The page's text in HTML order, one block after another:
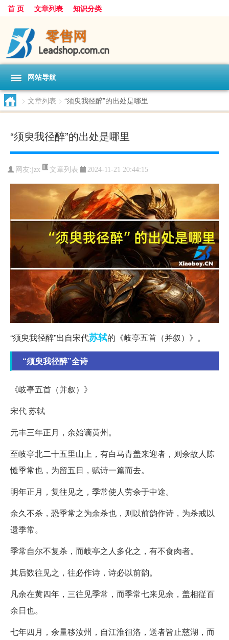
首 页 文章列表 知识分类
网站导航
> 文章列表 > “须臾我径醉”的出处是哪里
“须臾我径醉”的出处是哪里
网友:jzx 文章列表 2024-11-21 20:44:15
“须臾我径醉”出自宋代苏轼的《岐亭五首（并叙）》。
“须臾我径醉”全诗
《岐亭五首（并叙）》
宋代 苏轼
元丰三年正月，余始谪黄州。
至岐亭北二十五里山上，有白马青盖来迎者，则余故人陈
慥季常也，为留五日，赋诗一篇而去。
明年正月，复往见之，季常使人劳余于中途。
余久不杀，恐季常之为余杀也，则以前韵作诗，为杀戒以
遗季常。
季常自尔不复杀，而岐亭之人多化之，有不食肉者。
其后数往见之，往必作诗，诗必以前韵。
凡余在黄四年，三往见季常，而季常七来见余，盖相従百
余日也。
七年四月，余量移汝州，自江淮徂洛，送者皆止慈湖，而